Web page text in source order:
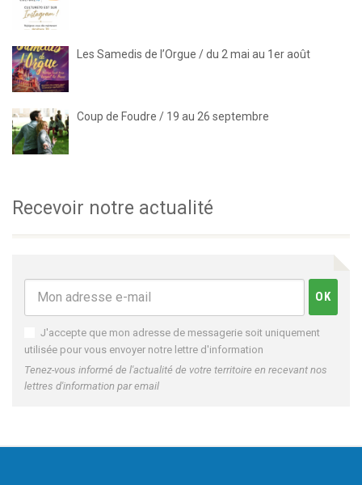
Les Samedis de l’Orgue / du 2 mai au 1er août
Coup de Foudre / 19 au 26 septembre
Recevoir notre actualité
J'accepte que mon adresse de messagerie soit uniquement
utilisée pour vous envoyer notre lettre d'information
Tenez-vous informé de l'actualité de votre territoire en recevant nos
lettres d'information par email